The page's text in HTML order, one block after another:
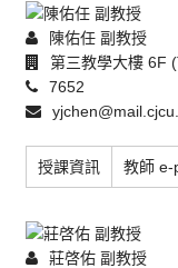
陳佑任 副教授
第三教學大樓 6F
7652
授課資訊 教師 e-
莊啓佑 副教授